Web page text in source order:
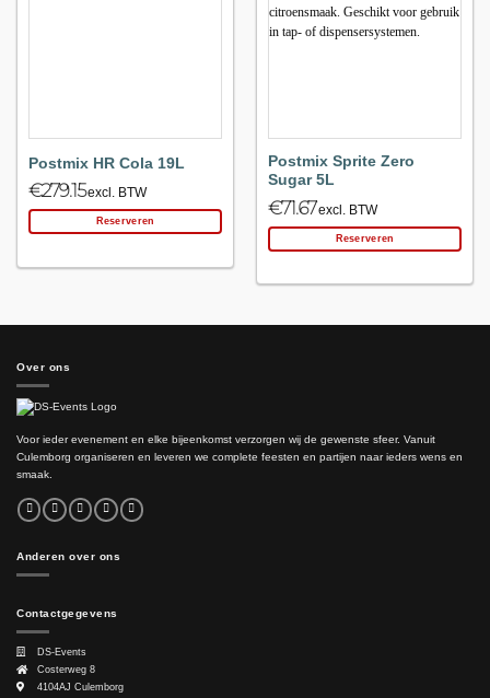
Postmix HR Cola 19L
€279.15excl. BTW
Reserveren
Maak
favoriet!
Postmix Sprite Zero
Sugar 5L
€71.67excl. BTW
Reserveren
Over ons
Voor ieder evenement en elke bijeenkomst verzorgen wij de gewenste sfeer. Vanuit
Culemborg organiseren en leveren we complete feesten en partijen naar ieders wens en
smaak.
Anderen over ons
Contactgegevens
DS-Events
Costerweg 8
4104AJ Culemborg